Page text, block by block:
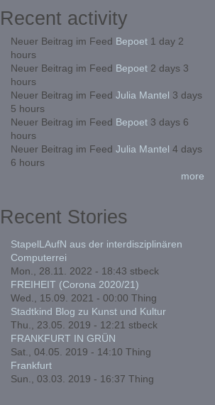
Recent activity
Neuer Beitrag im Feed Bepoet1 day 2
hours
Neuer Beitrag im Feed Bepoet2 days 3
hours
Neuer Beitrag im Feed Julia Mantel 3 days
5 hours
Neuer Beitrag im Feed Bepoet3 days 6
hours
Neuer Beitrag im Feed Julia Mantel 4 days
6 hours
more
Recent Stories
StapelLAufN aus der interdisziplinären
Computerrei
Mon., 28.11. 2022 - 18:43 stbeck
FREIHEIT (Corona 2020/21)
Wed., 15.09. 2021 - 00:00 Thing
Stadtkind Blog zu Kunst und Kultur
Thu., 23.05. 2019 - 12:21 stbeck
FRANKFURT IN GRÜN
Sat., 04.05. 2019 - 14:10 Thing
Frankfurt
Sun., 03.03. 2019 - 16:37 Thing